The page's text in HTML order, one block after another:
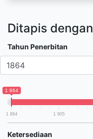
Ditapis dengan
Tahun Penerbitan
1 864
1 864 1 905
Ketersediaan